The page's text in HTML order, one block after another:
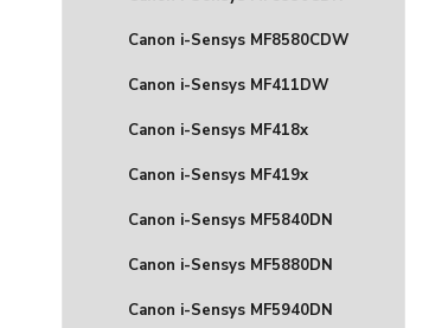
Canon i-Sensys MF8580CDW
Canon i-Sensys MF411DW
Canon i-Sensys MF418x
Canon i-Sensys MF419x
Canon i-Sensys MF5840DN
Canon i-Sensys MF5880DN
Canon i-Sensys MF5940DN